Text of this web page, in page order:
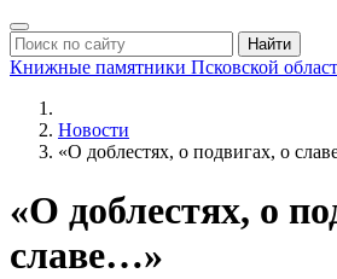
Найти
Книжные памятники Псковской
Новости
«О доблестях, о подвигах, о
«О доблестях, о
славе…»